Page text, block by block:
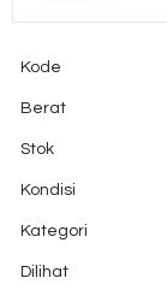
Kode
Berat
Stok
Kondisi
Kategori
Dilihat